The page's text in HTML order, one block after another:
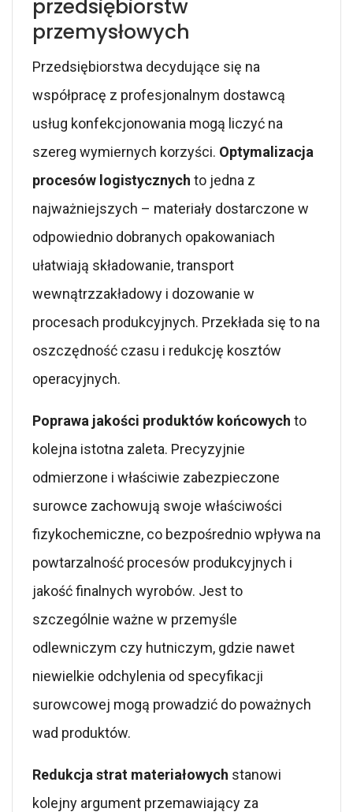
przedsiębiorstw
przemysłowych
Przedsiębiorstwa decydujące się na
współpracę z profesjonalnym dostawcą
usług konfekcjonowania mogą liczyć na
szereg wymiernych korzyści. Optymalizacja
procesów logistycznych to jedna z
najważniejszych – materiały dostarczone w
odpowiednio dobranych opakowaniach
ułatwiają składowanie, transport
wewnątrzzakładowy i dozowanie w
procesach produkcyjnych. Przekłada się to na
oszczędność czasu i redukcję kosztów
operacyjnych.
Poprawa jakości produktów końcowych to
kolejna istotna zaleta. Precyzyjnie
odmierzone i właściwie zabezpieczone
surowce zachowują swoje właściwości
fizykochemiczne, co bezpośrednio wpływa na
powtarzalność procesów produkcyjnych i
jakość finalnych wyrobów. Jest to
szczególnie ważne w przemyśle
odlewniczym czy hutniczym, gdzie nawet
niewielkie odchylenia od specyfikacji
surowcowej mogą prowadzić do poważnych
wad produktów.
Redukcja strat materiałowych stanowi
kolejny argument przemawiający za